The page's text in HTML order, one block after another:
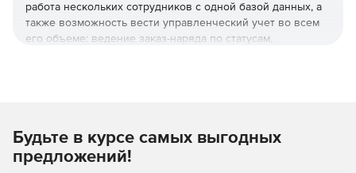
работа нескольких сотрудников с одной базой данных, а
также возможность вести управленческий учет во всем
его объеме: ведение заказ-наряда по статусам,
«АВТОСЕРВИС ЛАЙТ»
Для автоматизации небольших автосервисов, автомоек,
Будьте в курсе самых выгодных
предложений!